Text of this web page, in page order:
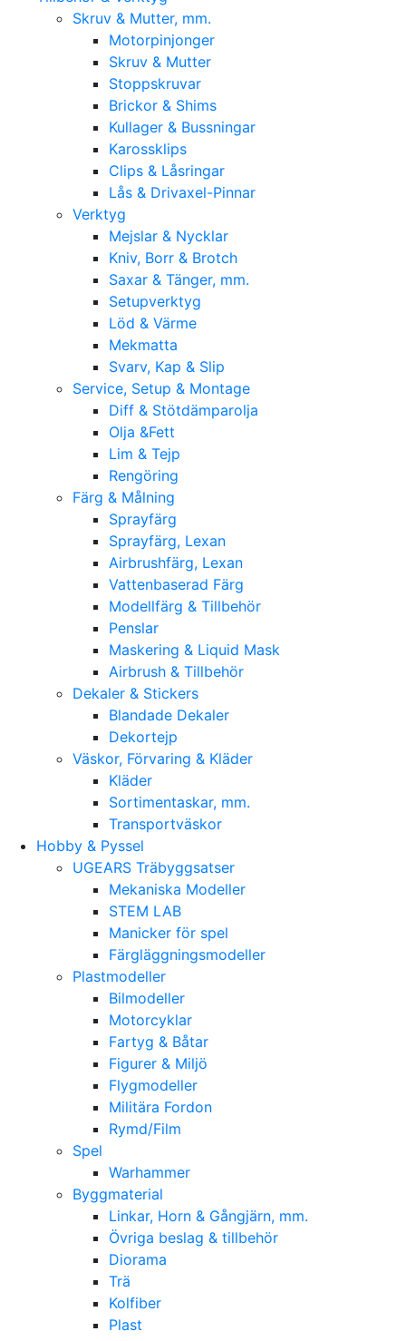
Skruv & Mutter, mm.
Motorpinjonger
Skruv & Mutter
Stoppskruvar
Brickor & Shims
Kullager & Bussningar
Karossklips
Clips & Låsringar
Lås & Drivaxel-Pinnar
Verktyg
Mejslar & Nycklar
Kniv, Borr & Brotch
Saxar & Tänger, mm.
Setupverktyg
Löd & Värme
Mekmatta
Svarv, Kap & Slip
Service, Setup & Montage
Diff & Stötdämparolja
Olja &Fett
Lim & Tejp
Rengöring
Färg & Målning
Sprayfärg
Sprayfärg, Lexan
Airbrushfärg, Lexan
Vattenbaserad Färg
Modellfärg & Tillbehör
Penslar
Maskering & Liquid Mask
Airbrush & Tillbehör
Dekaler & Stickers
Blandade Dekaler
Dekortejp
Väskor, Förvaring & Kläder
Kläder
Sortimentaskar, mm.
Transportväskor
Hobby & Pyssel
UGEARS Träbyggsatser
Mekaniska Modeller
STEM LAB
Manicker för spel
Färgläggningsmodeller
Plastmodeller
Bilmodeller
Motorcyklar
Fartyg & Båtar
Figurer & Miljö
Flygmodeller
Militära Fordon
Rymd/Film
Spel
Warhammer
Byggmaterial
Linkar, Horn & Gångjärn, mm.
Övriga beslag & tillbehör
Diorama
Trä
Kolfiber
Plast